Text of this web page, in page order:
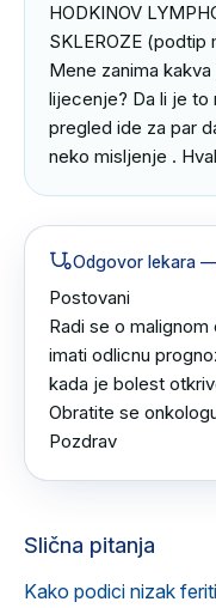
HODKINOV
SKLEROZE (podtip
Mene zanima
lijecenje? Da li je to
pregled ide za par
neko misljenje .
Odgovor lekara —
Postovani
Radi se o
imati odlicnu
kada je bolest
Obratite se
Pozdrav
Slična pitanja
Kako podici nizak